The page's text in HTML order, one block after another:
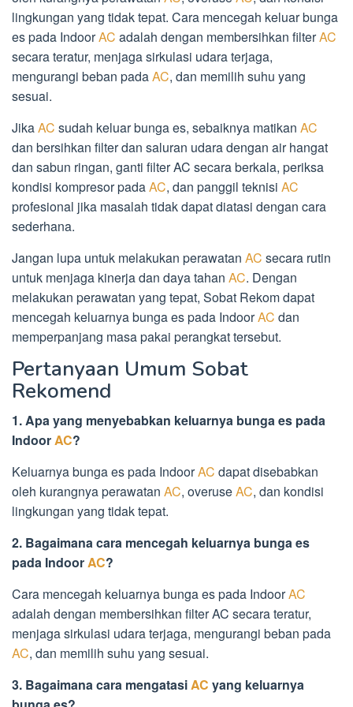
lingkungan yang tidak tepat. Cara mencegah keluar bunga
es pada IndoorAC adalah dengan membersihkan filterAC
secara teratur, menjaga sirkulasi udara terjaga,
mengurangi beban padaAC, dan memilih suhu yang
sesuai.
JikaAC sudah keluar bunga es, sebaiknya matikan AC
dan bersihkan filter dan saluran udara dengan air hangat
dan sabun ringan, ganti filter AC secara berkala, periksa
kondisi kompresor padaAC, dan panggil teknisi AC
profesional jika masalah tidak dapat diatasi dengan cara
sederhana.
Jangan lupa untuk melakukan perawatan AC secara rutin
untuk menjaga kinerja dan daya tahan AC. Dengan
melakukan perawatan yang tepat, Sobat Rekom dapat
mencegah keluarnya bunga es pada IndoorAC dan
memperpanjang masa pakai perangkat tersebut.
Pertanyaan Umum Sobat
Rekomend
1. Apa yang menyebabkan keluarnya bunga es pada
IndoorAC?
Keluarnya bunga es pada IndoorAC dapat disebabkan
oleh kurangnya perawatan AC, overuseAC, dan kondisi
lingkungan yang tidak tepat.
2. Bagaimana cara mencegah keluarnya bunga es
pada IndoorAC?
Cara mencegah keluarnya bunga es pada IndoorAC
adalah dengan membersihkan filter AC secara teratur,
menjaga sirkulasi udara terjaga, mengurangi beban pada
AC, dan memilih suhu yang sesuai.
3. Bagaimana cara mengatasiAC yang keluarnya